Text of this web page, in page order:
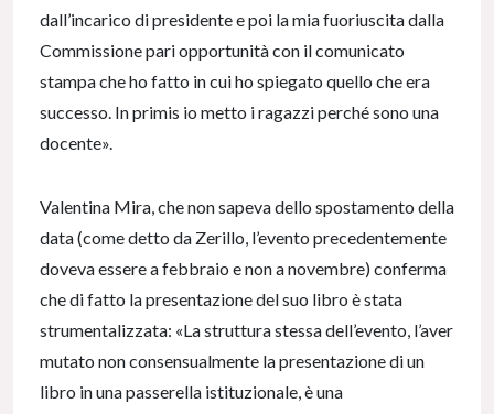
dall’incarico di presidente e poi la mia fuoriuscita dalla
Commissione pari opportunità con il comunicato
stampa che ho fatto in cui ho spiegato quello che era
successo. In primis io metto i ragazzi perché sono una
docente».
Valentina Mira, che non sapeva dello spostamento della
data (come detto da Zerillo, l’evento precedentemente
doveva essere a febbraio e non a novembre) conferma
che di fatto la presentazione del suo libro è stata
strumentalizzata: «La struttura stessa dell’evento, l’aver
mutato non consensualmente la presentazione di un
libro in una passerella istituzionale, è una